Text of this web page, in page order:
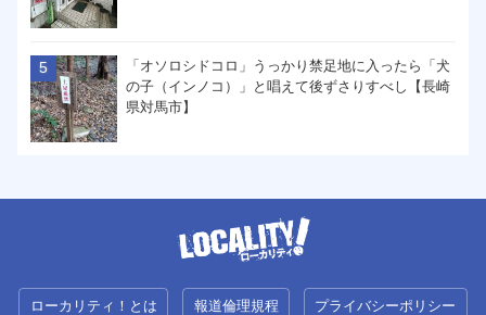
「オソロシドコロ」うっかり禁足地に入ったら「犬
の子（インノコ）」と唱えて後ずさりすべし【長崎
県対馬市】
ローカリティ！とは 報道倫理規程 プライバシーポリシー